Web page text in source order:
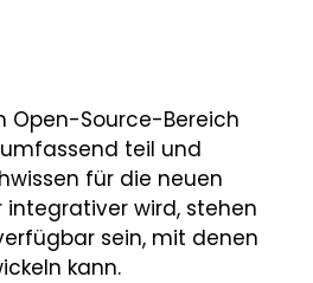
Open-Source-Bereich
teil und
für die neuen
wird, stehen
sein, mit denen
kann.